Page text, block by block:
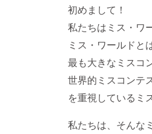
初めまして！
私たちはミス・ワ
ミス・ワールドと
最も大きなミスコ
世界的ミスコンテ
を重視しているミ
私たちは、そんな